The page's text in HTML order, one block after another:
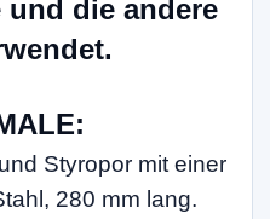
die andere
Styropor mit einer
280 mm lang.